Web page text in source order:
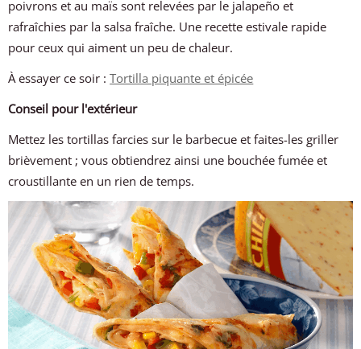
poivrons et au maïs sont relevées par le jalapeño et
rafraîchies par la salsa fraîche. Une recette estivale rapide
pour ceux qui aiment un peu de chaleur.
À essayer ce soir :Tortilla piquante et épicée
Conseil pour l'extérieur
Mettez les tortillas farcies sur le barbecue et faites-les griller
brièvement ; vous obtiendrez ainsi une bouchée fumée et
croustillante en un rien de temps.